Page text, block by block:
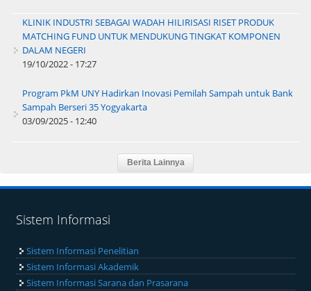
KLINIK INDUSTRI SEBAGAI WADAH HILIRISASI RISET PRODUK
MATCHING FUND UNTUK MENDUKUNG TINGKAT KOMPONEN
DALAM NEGERI
19/10/2022 - 17:27
Program PkM UNY Hadirkan Inovasi Pemilah Sampah untuk Bank
Sampah Berseri 35 Yogyakarta
03/09/2025 - 12:40
Sistem Informasi
Sistem Informasi Penelitian
Sistem Informasi Akademik
Sistem Informasi Sarana dan Prasarana